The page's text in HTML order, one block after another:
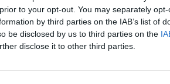
to your opt-out. You may separately
by third parties on the IAB’s list of
be disclosed by us to third parties on the
disclose it to other third parties.
GAM Esports
o awans